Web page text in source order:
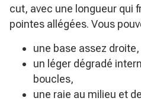
cut, avec une longueur qui
pointes allégées. Vous
une base assez droite,
un léger dégradé
boucles,
une raie au milieu et